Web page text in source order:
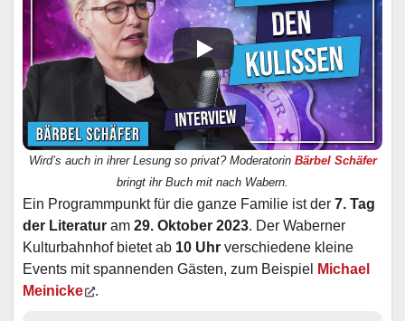
Wird’s auch in ihrer Lesung so privat? Moderatorin Bärbel Schäfer
bringt ihr Buch mit nach Wabern.
Ein Programmpunkt für die ganze Familie ist der 7. Tag
der Literatur am 29. Oktober 2023. Der Waberner
Kulturbahnhof bietet ab 10 Uhr verschiedene kleine
Events mit spannenden Gästen, zum Beispiel
Michael
Meinicke
.